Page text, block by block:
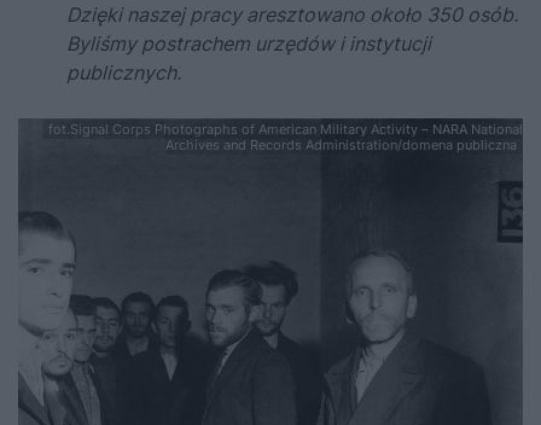
Dzięki naszej pracy aresztowano około 350 osób.
Byliśmy postrachem urzędów i instytucji
publicznych.
fot.Signal Corps Photographs of American Military Activity – NARA National
Archives and Records Administration/domena publiczna